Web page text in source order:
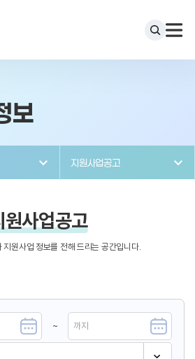
보
지원사업공고
원사업공고
지원사업 정보를 전해 드리는 공간입니다.
~